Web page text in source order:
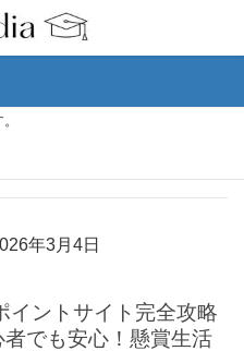
年3月4日
イントサイト完全攻略
者でも安心！懸賞生活